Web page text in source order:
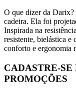
O que dizer da Darix?
cadeira. Ela foi
Inspirada na
resistente, bielástica
conforto e ergonomia
CADASTRE-SE
PROMOÇÕES